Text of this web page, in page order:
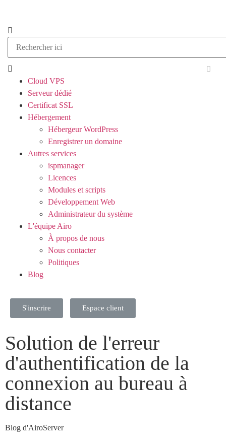
Cloud VPS
Serveur dédié
Certificat SSL
Hébergement
Hébergeur WordPress
Enregistrer un domaine
Autres services
ispmanager
Licences
Modules et scripts
Développement Web
Administrateur du système
L'équipe Airo
À propos de nous
Nous contacter
Politiques
Blog
S'inscrire Espace client
Solution de l'erreur
d'authentification de la
connexion au bureau à
distance
Blog d'AiroServer